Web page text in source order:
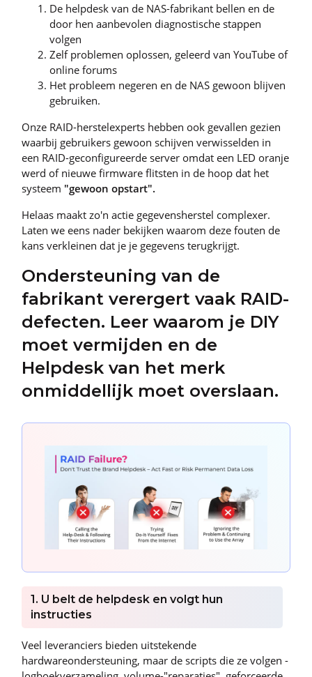
De helpdesk van de NAS-fabrikant bellen en de
door hen aanbevolen diagnostische stappen
volgen
Zelf problemen oplossen, geleerd van YouTube of
online forums
Het probleem negeren en de NAS gewoon blijven
gebruiken.
Onze RAID-herstelexperts hebben ook gevallen gezien
waarbij gebruikers gewoon schijven verwisselden in
een RAID-geconfigureerde server omdat een LED oranje
werd of nieuwe firmware flitsten in de hoop dat het
systeem "gewoon opstart".
Helaas maakt zo'n actie gegevensherstel complexer.
Laten we eens nader bekijken waarom deze fouten de
kans verkleinen dat je je gegevens terugkrijgt.
Ondersteuning van de
fabrikant verergert vaak RAID-
defecten. Leer waarom je DIY
moet vermijden en de
Helpdesk van het merk
onmiddellijk moet overslaan.
1. U belt de helpdesk en volgt hun
instructies
Veel leveranciers bieden uitstekende
hardwareondersteuning, maar de scripts die ze volgen -